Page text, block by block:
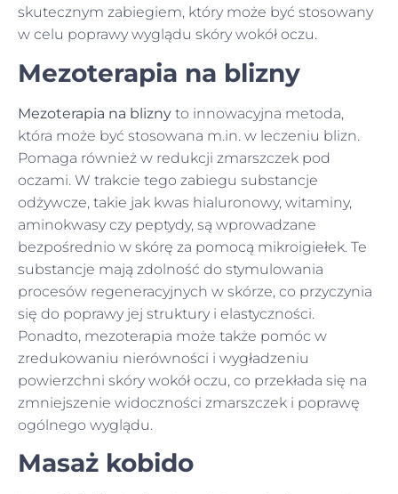
skutecznym zabiegiem, który może być stosowany
w celu poprawy wyglądu skóry wokół oczu.
Mezoterapia na blizny
Mezoterapia na blizny to innowacyjna metoda,
która może być stosowana m.in. w leczeniu blizn.
Pomaga również w redukcji zmarszczek pod
oczami. W trakcie tego zabiegu substancje
odżywcze, takie jak kwas hialuronowy, witaminy,
aminokwasy czy peptydy, są wprowadzane
bezpośrednio w skórę za pomocą mikroigiełek. Te
substancje mają zdolność do stymulowania
procesów regeneracyjnych w skórze, co przyczynia
się do poprawy jej struktury i elastyczności.
Ponadto, mezoterapia może także pomóc w
zredukowaniu nierówności i wygładzeniu
powierzchni skóry wokół oczu, co przekłada się na
zmniejszenie widoczności zmarszczek i poprawę
ogólnego wyglądu.
Masaż kobido